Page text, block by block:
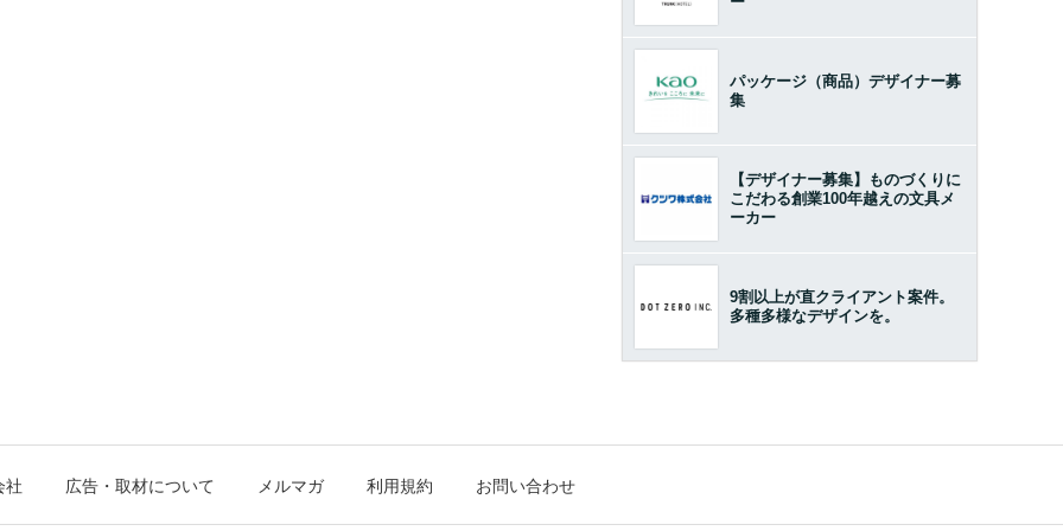
パッケージ（商品）デザイナー募
集
【デザイナー募集】ものづくりに
こだわる創業100年越えの文具メ
ーカー
9割以上が直クライアント案件。
多種多様なデザインを。
社 広告・取材について メルマガ 利用規約 お問い合わせ